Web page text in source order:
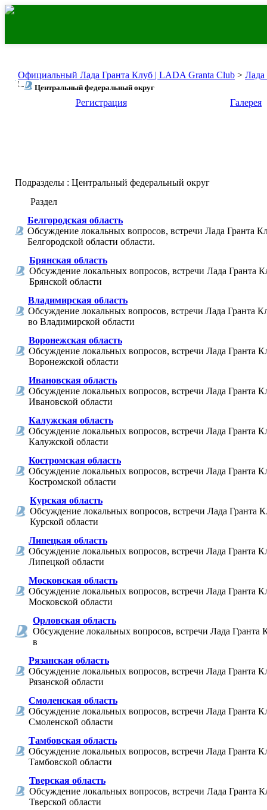
Официальный Лада Гранта Клуб | LADA Granta Club > Лада
Центральный федеральный округ
Регистрация Галерея
Подразделы : Центральный федеральный округ
Раздел
Белгородская область
Обсуждение локальных вопросов, встречи Лада Гранта
Белгородской области области.
Брянская область
Обсуждение локальных вопросов, встречи Лада Гранта
Брянской области
Владимирская область
Обсуждение локальных вопросов, встречи Лада Гранта
во Владимирской области
Воронежская область
Обсуждение локальных вопросов, встречи Лада Гранта
Воронежской области
Ивановская область
Обсуждение локальных вопросов, встречи Лада Гранта
Ивановской области
Калужская область
Обсуждение локальных вопросов, встречи Лада Гранта
Калужской области
Костромская область
Обсуждение локальных вопросов, встречи Лада Гранта
Костромской области
Курская область
Обсуждение локальных вопросов, встречи Лада Гранта
Курской области
Липецкая область
Обсуждение локальных вопросов, встречи Лада Гранта
Липецкой области
Московская область
Обсуждение локальных вопросов, встречи Лада Гранта
Московской области
Орловская область
Обсуждение локальных вопросов, встречи Лада Гранта
в
Рязанская область
Обсуждение локальных вопросов, встречи Лада Гранта
Рязанской области
Смоленская область
Обсуждение локальных вопросов, встречи Лада Гранта
Смоленской области
Тамбовская область
Обсуждение локальных вопросов, встречи Лада Гранта
Тамбовской области
Тверская область
Обсуждение локальных вопросов, встречи Лада Гранта
Тверской области